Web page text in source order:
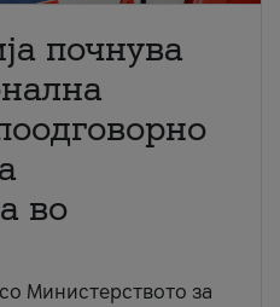
почнува
во
Министерството за